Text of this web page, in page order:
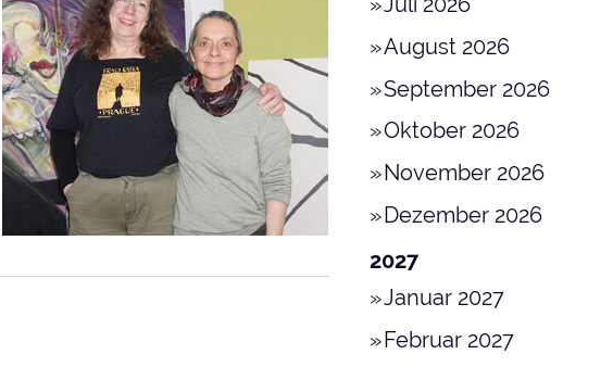
August 2026
September 2026
Oktober 2026
November 2026
Dezember 2026
2027
Januar 2027
Februar 2027